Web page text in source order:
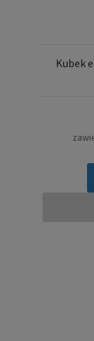
Kubek